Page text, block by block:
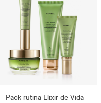
Pack rutina Elixir de Vida